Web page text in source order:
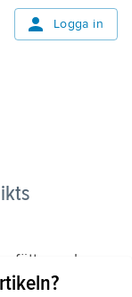
Logga in
och